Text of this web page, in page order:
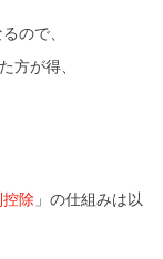
ので、
方が得、
除 」の仕組みは以